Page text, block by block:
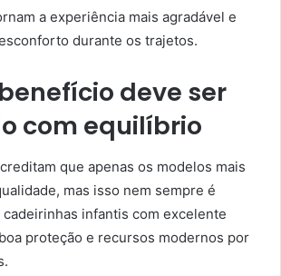
a experiência mais agradável e
durante os trajetos.
deve ser
com equilíbrio
que apenas os modelos mais
mas isso nem sempre é
infantis com excelente
proteção e recursos modernos por